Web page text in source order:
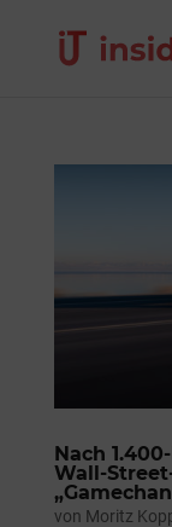
Nach
Wall-
von Moritz